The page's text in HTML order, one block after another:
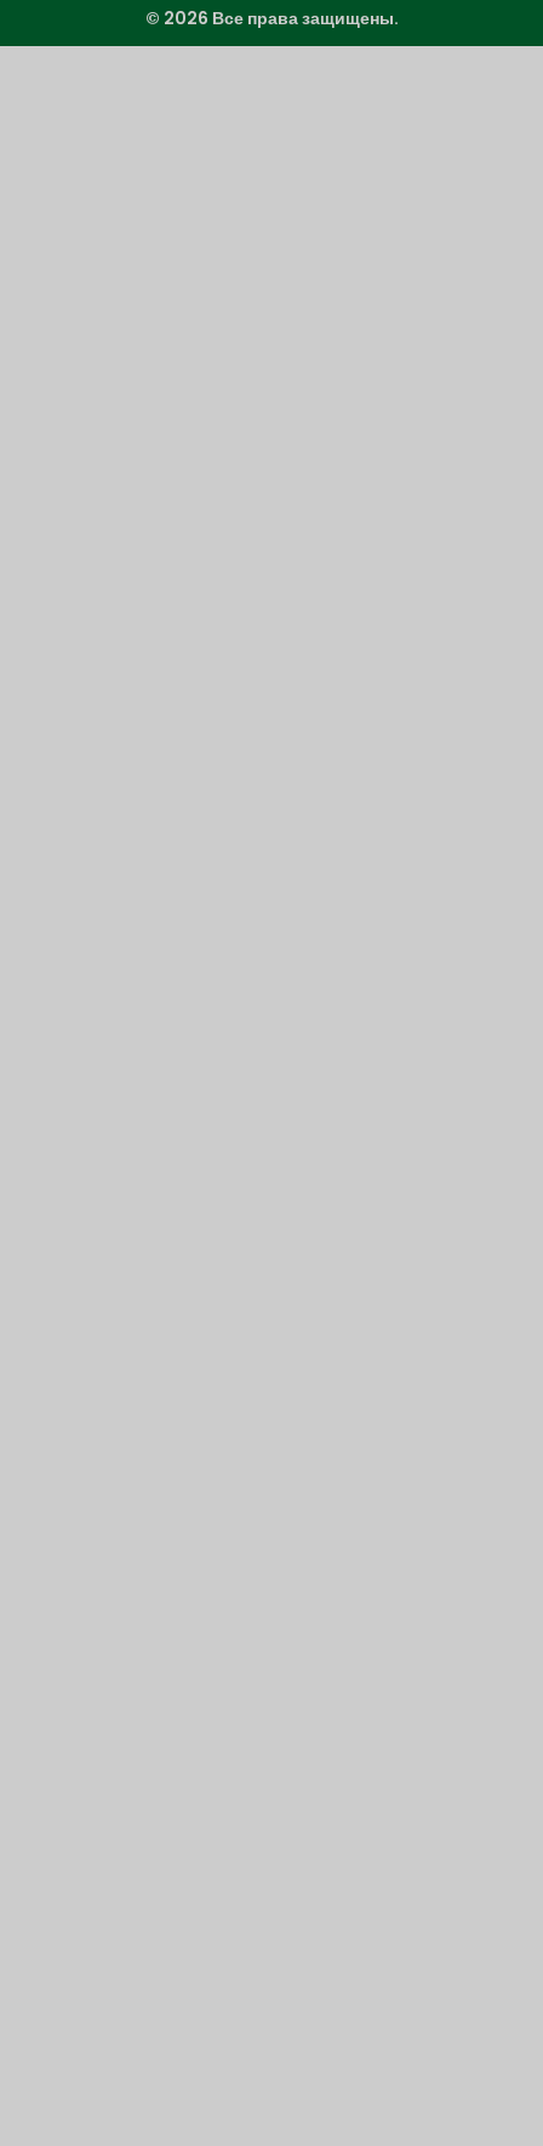
© 2026 Все права защищены.